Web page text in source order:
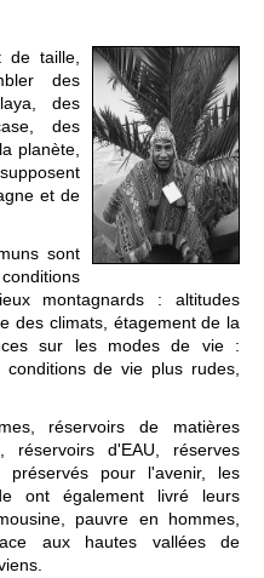
de taille,
des
des
des
planète,
et de
sont
montagnards : altitudes
des climats, étagement de la
sur les modes de vie :
conditions de vie plus rudes,
réservoirs de matières
d'EAU, réserves
préservés pour l'avenir, les
ont également livré leurs
pauvre en hommes,
aux hautes vallées de